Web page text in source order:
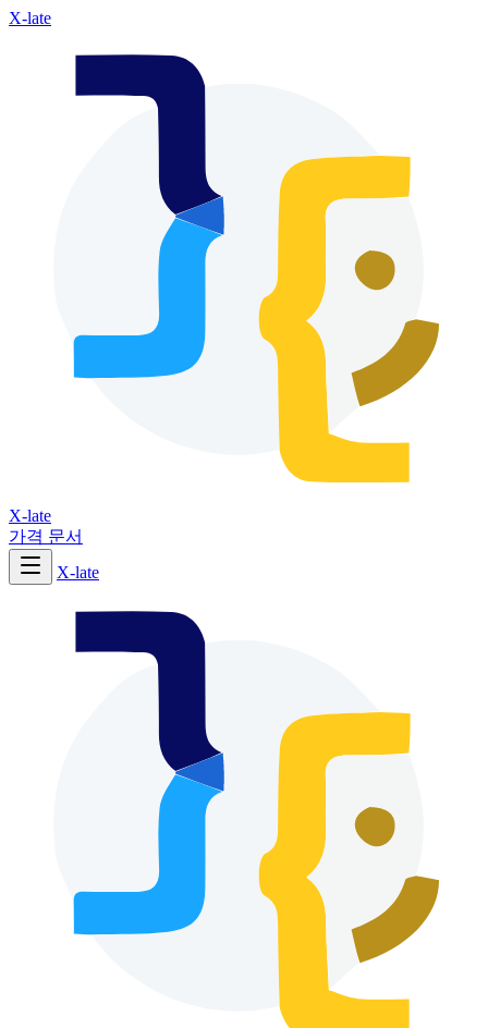
X-late
X-late
가격 문서
X-late